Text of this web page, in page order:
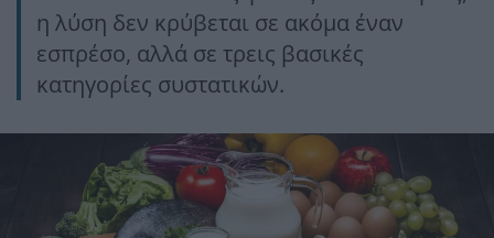
η λύση δεν κρύβεται σε ακόμα έναν
εσπρέσο, αλλά σε τρεις βασικές
κατηγορίες συστατικών.